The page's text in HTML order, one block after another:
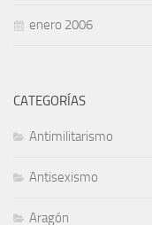
enero 2006
CATEGORÍAS
Antimilitarismo
Antisexismo
Aragón